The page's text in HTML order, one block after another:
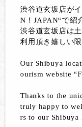
渋谷道玄坂店が
N！JAPAN“で紹
渋谷道玄坂店は
利用頂き嬉しい限
Our Shibuya
ourism website
Thanks to the
truly happy to
rs to our Shibuya